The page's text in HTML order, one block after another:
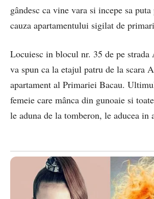
gândesc ca vine vara si incepe sa
cauza apartamentului sigilat de
Locuiesc in blocul nr. 35 de pe strada
va spun ca la etajul patru de la scara
apartament al Primariei Bacau.
femeie care mânca din gunoaie si
le aduna de la tomberon, le aducea in